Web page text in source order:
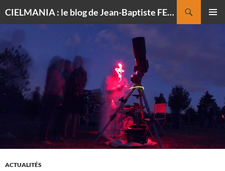
CIELMANIA : le blog de Jean-Baptiste FELDMANN, photographe du ciel
CONTENU
ACTUALITÉS